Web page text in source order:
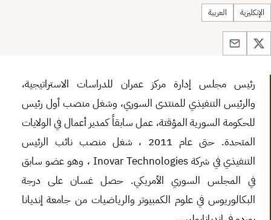
الإنكليزية العربية
رئيس مجلس إدارة مركز عمران للدراسات الاستراتيجية،
والرئيس التنفيذي للمنتدى السوري، وشغل منصب أول رئيس
للحكومة السورية المؤقتة، عمل سابقاً كمدير أعمال في الولايات
المتحدة. حتى عام 2011 ، شغل منصب نائب الرئيس
التنفيذي في شركة Inovar Technologies ، وهو عضو سابق
في المجلس السوري الأمريكي. حصل غسان على درجة
البكالوريوس في علوم الكمبيوتر والرياضيات من جامعة إنديانا